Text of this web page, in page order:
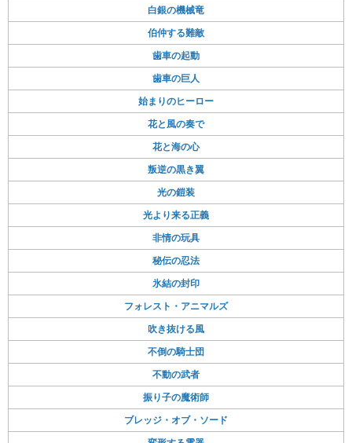
白銀の機械竜
伯仲する難敵
歯車の起動
歯車の巨人
始まりのヒーロー
花と風の奏で
花と海の心
叛逆の黒き翼
光の鎧装
光より来る正義
非情の玩具
秘伝の忍法
氷結の封印
フォレスト・アニマルズ
吹き抜ける風
不倒の騎士団
不動の武者
振り子の魔術師
ブレッジ・オブ・ソード